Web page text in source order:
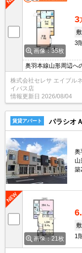
画像：35枚
3
敷
3
奥羽本線山形周辺へ
方におすすめ。ベラ
とができます。
ャンルの番組が楽し
打ちの物件です。
株式会社セレサ エイブル
イパス店
情報更新日 2026/08/04
賃貸アパート パラシオＡ
奥
山
築
画像：21枚
敷
1